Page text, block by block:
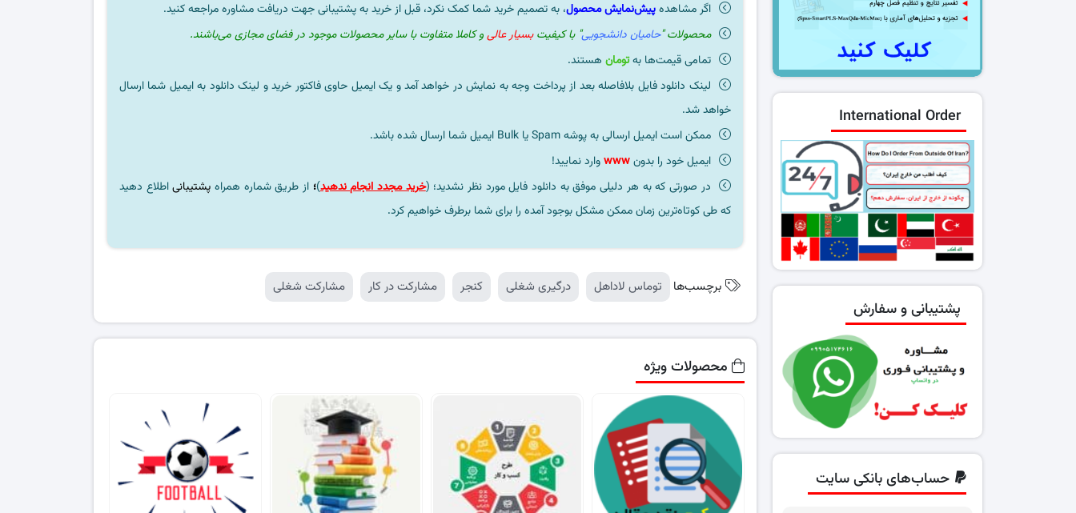
اگر مشاهدهپیش‌نمایش محصول، به تصمیم خرید شما کمک نکرد، قبل از خرید به پشتیبانی جهت دریافت مشاوره مراجعه کنید.
محصولات "حامیان دانشجویی" با کیفیت بسیار عالی و کاملا متفاوت با سایر محصولات موجود در فضای مجازی می‌باشند.
تمامی قیمت‌ها بهتومان هستند.
لینک دانلود فایل بلافاصله بعد از پرداخت وجه به نمایش در خواهد آمد و یک ایمیل حاوی فاکتور خرید و لینک دانلود به ایمیل شما ارسال
خواهد شد.
ممکن است ایمیل ارسالی به پوشه Spam یا Bulk ایمیل شما ارسال شده باشد.
ایمیل خود را بدونwww وارد نمایید!
در صورتی که به هر دلیلی موفق به دانلود فایل مورد نظر نشدید؛ (خرید مجدد انجام ندهید)؛ از طریق شماره همراه پشتیبانیاطلاع دهید
که طی کوتاه‌ترین زمان ممکن مشکل بوجود آمده را برای شما برطرف خواهیم کرد.
برچسب‌ها توماس لاداهل درگیری شغلی كنجر مشارکت در کار مشارکت شغلی
محصولات ویژه
International Order
پشتیبانی و سفارش
حساب‌های بانکی سایت